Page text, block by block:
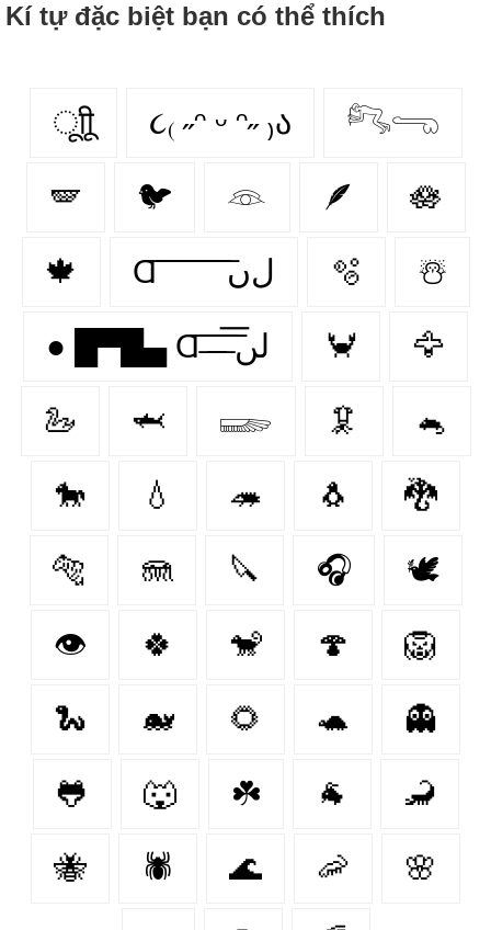
Kí tự đặc biệt bạn có thể thích
ूाीू ૮₍ ˶ᵔ ᵕ ᵔ˶ ₎ა 𓀐𓂸
🪽 🐦 𓁻 🪶 🪷
🍁 Ɑ͞ ͞ ͞ ͞ ͞ ͞ ͞ ͞ لﮞ 🫧 ☃️
● █▀█▄ Ɑ͞ ̶͞ ̶͞ ̶͞ لں͞ 🦀 🦅
🦢 🦈 𓆃 🦑 🐁
🐎 💧 🦔 🐧 🐉
🐅 🪼 🔪 🎧 🕊️
👁 🍀 🐒 🍄 🦁
🐍 🐋 🌻 🐢 👻
🐸 🐺 ☘️ 🐐 🦂
🐝 🕷 🌊 🦐 🌸